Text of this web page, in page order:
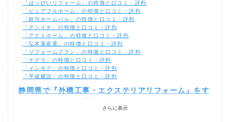
「はっぴいリフォーム」の特徴と口コミ・評判
「ピュアフルホーム」の特徴と口コミ・評判
「鈴与ホームパル」の特徴と口コミ・評判
「テンイチ」の特徴と口コミ・評判
「アクトホーム」の特徴と口コミ・評判
「弘木屋産業」の特徴と口コミ・評判
「リフォームプラン」の特徴と口コミ・評判
「ナグラ」の特徴と口コミ・評判
「イシモク」の特徴と口コミ・評判
「平成建設」の特徴と口コミ・評判
静岡県で『外構工事・エクステリアリフォーム』をす
「THE庭や工房」の特徴と口コミ・評判
さらに表示